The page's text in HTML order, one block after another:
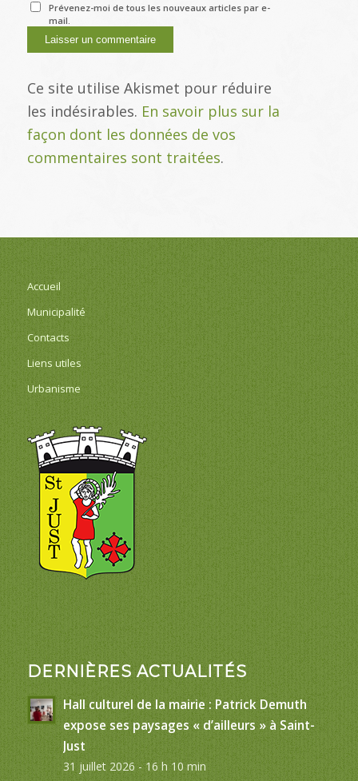
Prévenez-moi de tous les nouveaux articles par e-
mail.
Ce site utilise Akismet pour réduire
les indésirables. En savoir plus sur la
façon dont les données de vos
commentaires sont traitées.
Accueil
Municipalité
Contacts
Liens utiles
Urbanisme
DERNIÈRES ACTUALITÉS
Hall culturel de la mairie : Patrick Demuth
expose ses paysages « d’ailleurs » à Saint-
Just
31 juillet 2026 - 16 h 10 min